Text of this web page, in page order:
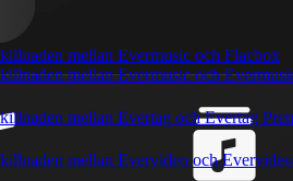
mellan Evermusic och Flacbox
mellan Evermusic och
mellan Evertag och Evertag
mellan Evervideo och